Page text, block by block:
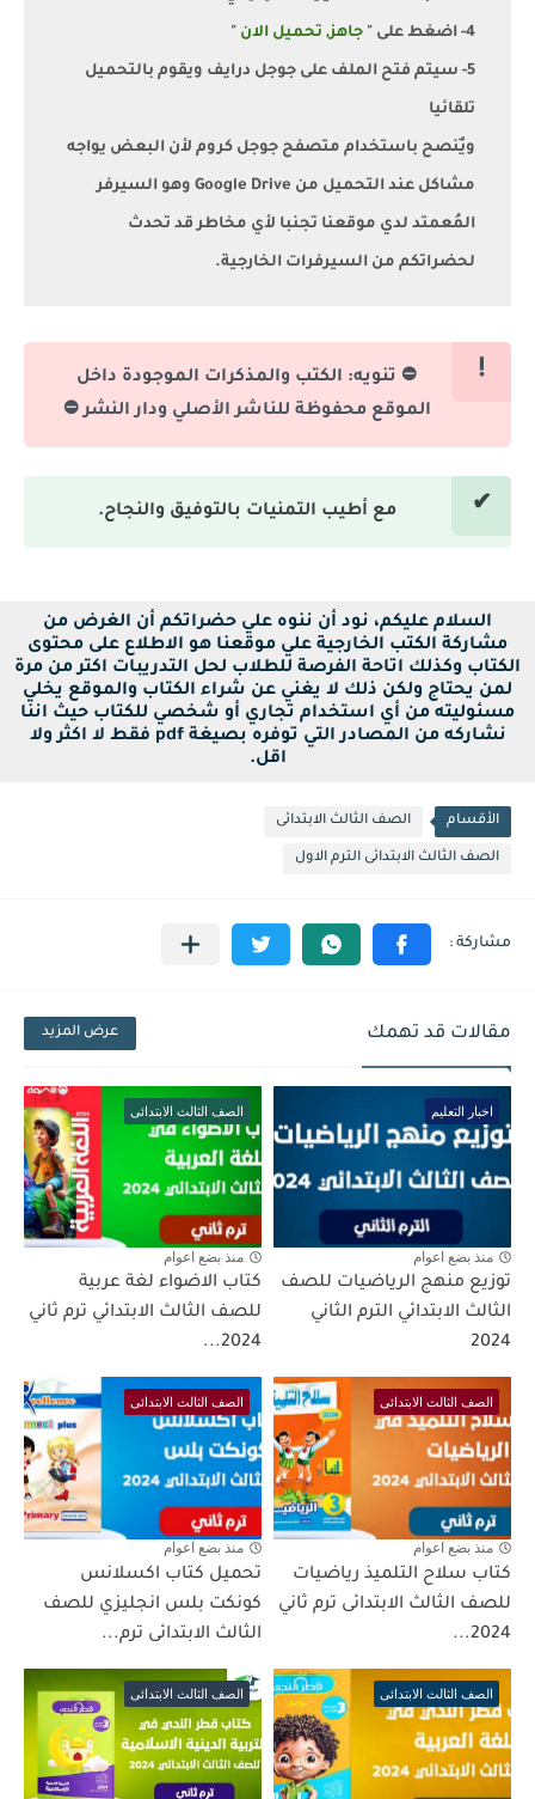
4- اضغط على " جاهز, تحميل الان "
5- سيتم فتح الملف على جوجل درايف ويقوم بالتحميل
تلقائيا
ويٌنصح باستخدام متصفح جوجل كروم لأن البعض يواجه
مشاكل عند التحميل من Google Drive وهو السيرفر
المُعمتد لدي موقعنا تجنبا لأي مخاطر قد تحدث
لحضراتكم من السيرفرات الخارجية.
⛔ تنويه: الكتب والمذكرات الموجودة داخل
الموقع محفوظة للناشر الأصلي ودار النشر ⛔
مع أطيب التمنيات بالتوفيق والنجاح.
السلام عليكم، نود أن ننوه علي حضراتكم أن الغرض من
مشاركة الكتب الخارجية علي موقعنا هو الاطلاع على محتوى
الكتاب وكذلك اتاحة الفرصة للطلاب لحل التدريبات اكتر من مرة
لمن يحتاج ولكن ذلك لا يغني عن شراء الكتاب والموقع يخلي
مسئوليته من أي استخدام تجاري أو شخصي للكتاب حيث اننا
نشاركه من المصادر التي توفره بصيغة pdf فقط لا اكثر ولا
اقل.
الأقسام الصف الثالث الابتدائى
الصف الثالث الابتدائى الترم الاول
مقالات قد تهمك عرض المزيد
اخبار التعليم
منذ بضع اعوام
توزيع منهج الرياضيات للصف
الثالث الابتدائي الترم الثاني
2024
الصف الثالث الابتدائى
منذ بضع اعوام
كتاب الاضواء لغة عربية
للصف الثالث الابتدائي ترم ثاني
2024...
الصف الثالث الابتدائى
منذ بضع اعوام
كتاب سلاح التلميذ رياضيات
للصف الثالث الابتدائى ترم ثاني
2024...
الصف الثالث الابتدائى
منذ بضع اعوام
تحميل كتاب اكسلانس
كونكت بلس انجليزي للصف
الثالث الابتدائى ترم...
الصف الثالث الابتدائى الصف الثالث الابتدائى